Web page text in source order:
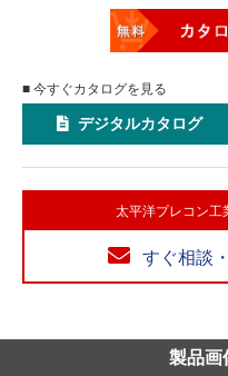
■ 今すぐカタログを見る
デジタルカタログ
太平洋プレコン工
すぐ相談
製品画